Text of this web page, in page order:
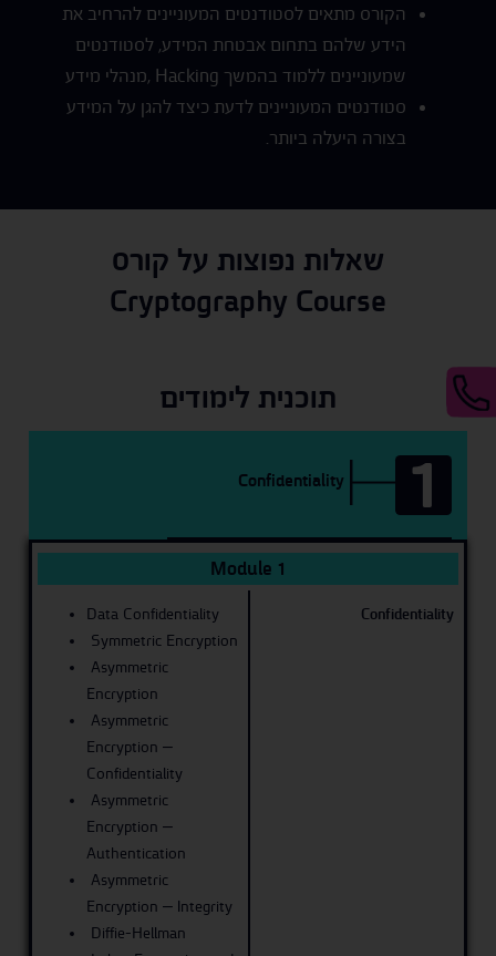
הקורס מתאים לסטודנטים המעוניינים להרחיב את
הידע שלהם בתחום אבטחת המידע, לסטודנטים
שמעוניינים ללמוד בהמשך Hacking ,מנהלי מידע
סטודנטים המעוניינים לדעת כיצד להגן על המידע
בצורה היעלה ביותר.
שאלות נפוצות על קורס
Cryptography Course
תוכנית לימודים
1
Confidentiality
Module 1
Data Confidentiality
Symmetric Encryption
Asymmetric
Encryption
Asymmetric
Encryption –
Confidentiality
Asymmetric
Encryption –
Authentication
Asymmetric
Encryption – Integrity
Diffie-Hellman
Confidentiality